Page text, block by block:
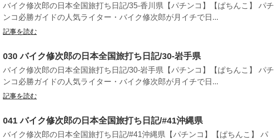
バイク修次郎の日本全国旅打ち日記/35-香川県【パチンコ】【ぱちんこ】 パチ
ンコ必勝ガイドの人気ライター・バイク修次郎が月イチで日...
記事を読む
030 バイク修次郎の日本全国旅打ち日記/30-岩手県
バイク修次郎の日本全国旅打ち日記/30-岩手県【パチンコ】【ぱちんこ】 パチ
ンコ必勝ガイドの人気ライター・バイク修次郎が月イチで日...
記事を読む
041 バイク修次郎の日本全国旅打ち日記/#41沖縄県
バイク修次郎の日本全国旅打ち日記/#41沖縄県【パチンコ】【ぱちんこ】 パ